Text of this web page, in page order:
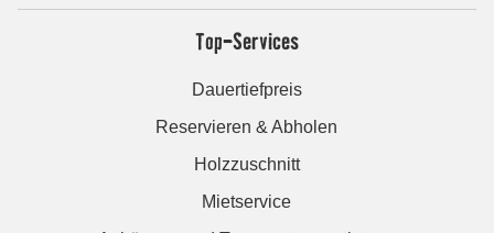
Top-Services
Dauertiefpreis
Reservieren & Abholen
Holzzuschnitt
Mietservice